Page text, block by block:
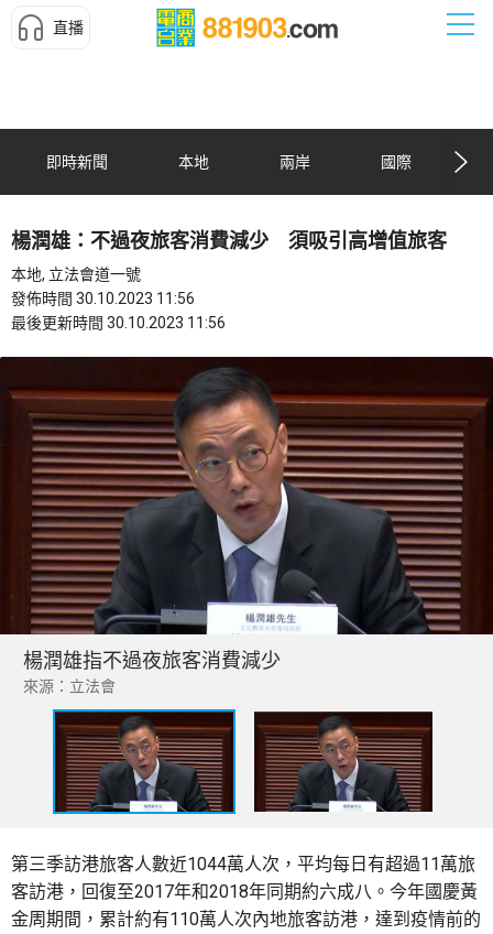
直播
即時新聞 本地 兩岸 國際
楊潤雄：不過夜旅客消費減少 須吸引高增值旅客
本地, 立法會道一號
發佈時間 30.10.2023 11:56
最後更新時間 30.10.2023 11:56
楊潤雄指不過夜旅客消費減少
來源：立法會
第三季訪港旅客人數近1044萬人次，平均每日有超過11萬旅
客訪港，回復至2017年和2018年同期約六成八。今年國慶黃
金周期間，累計約有110萬人次內地旅客訪港，達到疫情前的